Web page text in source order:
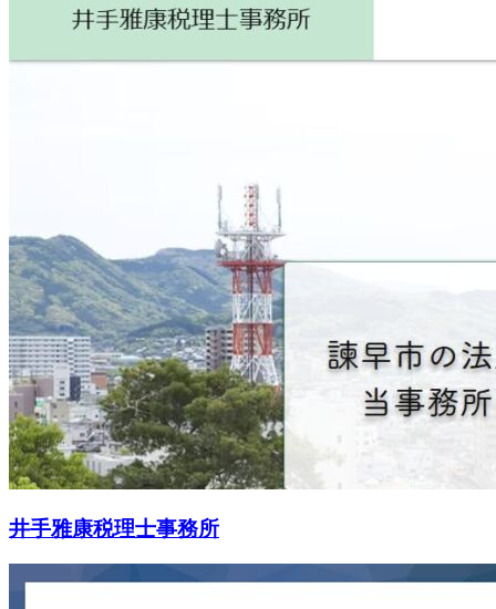
井手雅康税理士事務所